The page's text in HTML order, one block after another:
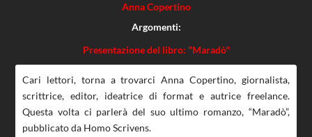
Anna Copertino
Argomenti:
Presentazione del libro: "Maradò"
Cari lettori, torna a trovarci Anna Copertino, giornalista,
scrittrice, editor, ideatrice di format e autrice freelance.
Questa volta ci parlerà del suo ultimo romanzo, “Maradò”,
pubblicato da Homo Scrivens.